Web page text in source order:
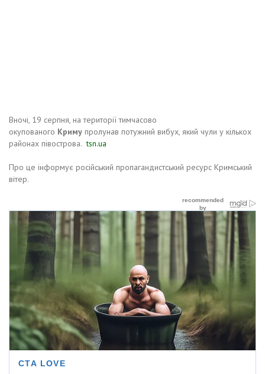
Вночі, 19 серпня, на території тимчасово
окупованого Криму пролунав потужний вибух, який чули у кількох
районах півострова.tsn.ua
Про це інформує російський пропагандистський ресурс Кримський
вітер.